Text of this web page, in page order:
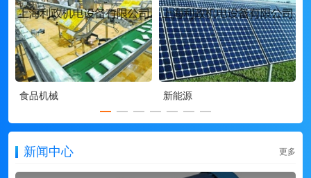
食品机械 新能源
新闻中心 更多